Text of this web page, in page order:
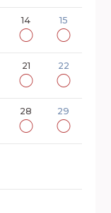
14
◯
15
◯
21
◯
22
◯
28
◯
29
◯